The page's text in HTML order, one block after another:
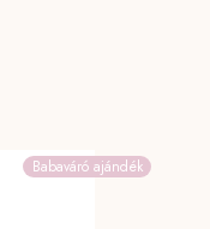
Babaváró ajándék